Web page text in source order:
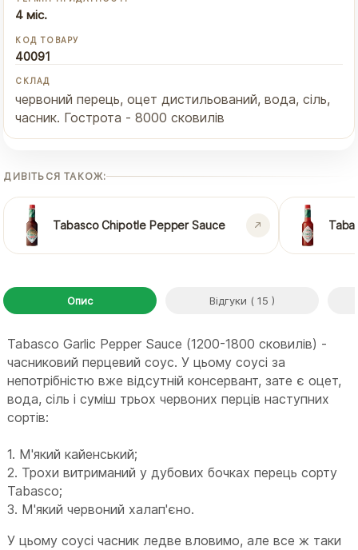
4 міс.
КОД ТОВАРУ
40091
СКЛАД
червоний перець, оцет дистильований, вода, сіль,
часник. Гострота - 8000 сковилів
ДИВІТЬСЯ ТАКОЖ:
Tabasco Chipotle Pepper Sauce
Опис Відгуки ( 15 )
Tabasco Garlic Pepper Sauce (1200-1800 сковилів) -
часниковий перцевий соус. У цьому соусі за
непотрібністю вже відсутній консервант, зате є оцет,
вода, сіль і суміш трьох червоних перців наступних
сортів:
1. М'який кайенський;
2. Трохи витриманий у дубових бочках перець сорту
Tabasco;
3. М'який червоний халап'єно.
У цьому соусі часник ледве вловимо, але все ж таки